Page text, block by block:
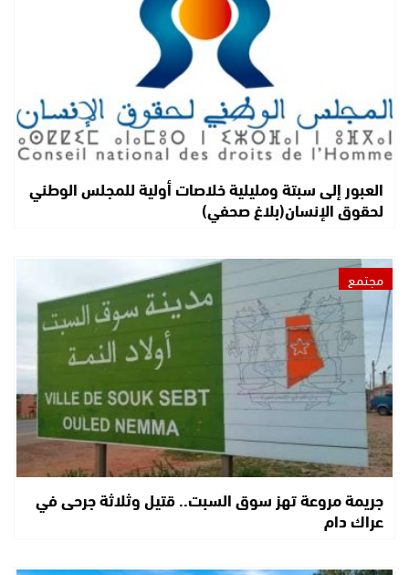
العبور إلى سبتة ومليلية خلاصات أولية للمجلس الوطني
لحقوق الإنسان(بلاغ صحفي)
مجتمع
جريمة مروعة تهز سوق السبت.. قتيل وثلاثة جرحى في
عراك دام